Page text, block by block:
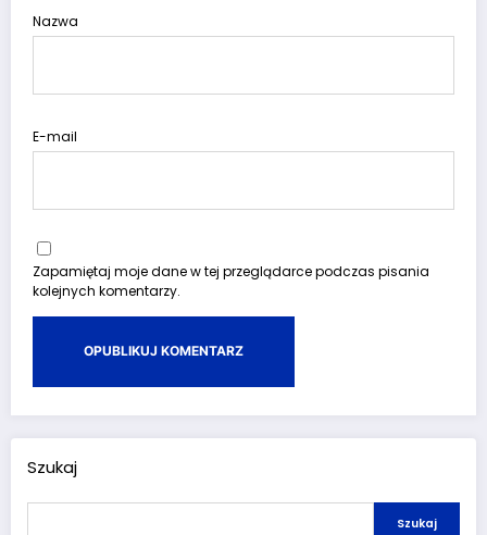
Nazwa
E-mail
Zapamiętaj moje dane w tej przeglądarce podczas pisania
kolejnych komentarzy.
Szukaj
Szukaj